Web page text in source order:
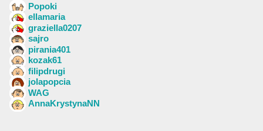
Popoki
ellamaria
graziella0207
sajro
pirania401
kozak61
filipdrugi
jolapopcia
WAG
AnnaKrystynaNN